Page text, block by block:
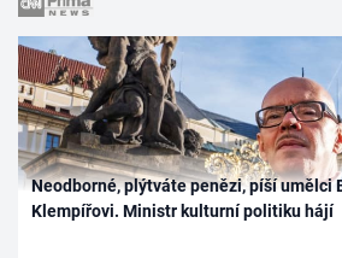
Neodborné, plýtváte penězi, píší umělci
Klempířovi. Ministr kulturní politiku hájí